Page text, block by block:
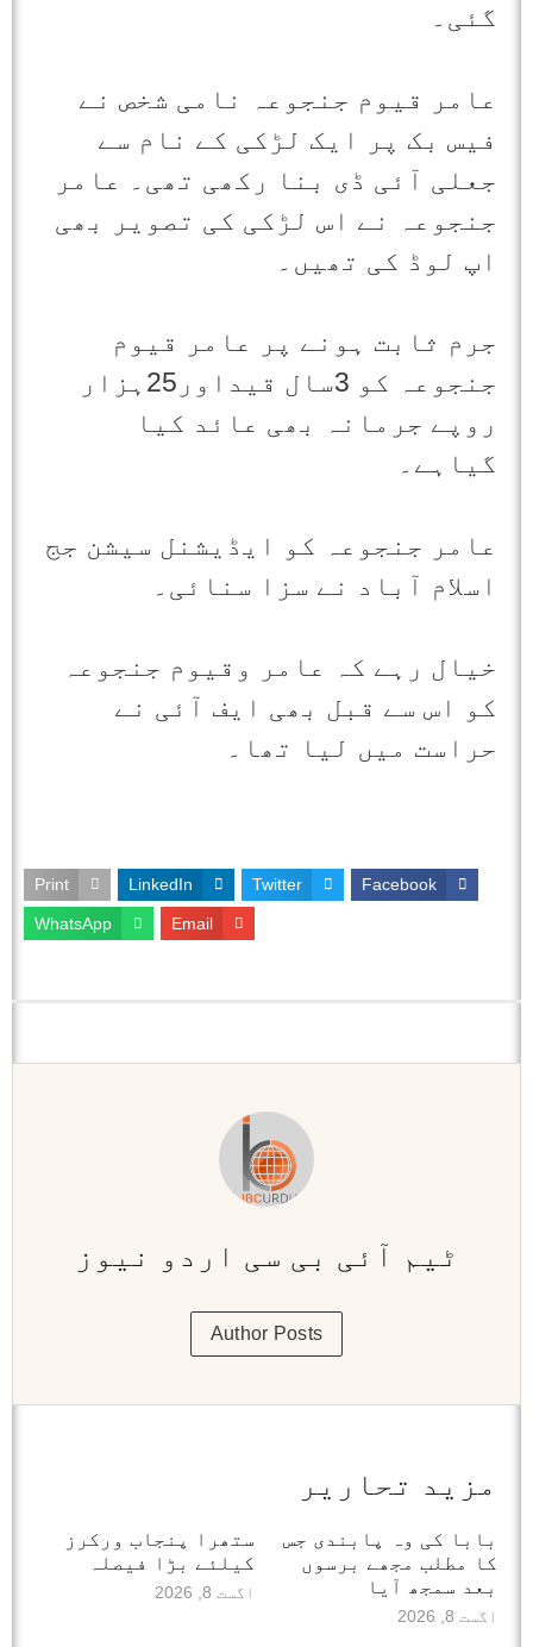
گئی۔
عامر قیوم جنجوعہ نامی شخص نے
فیس بک پر ایک لڑکی کے نام سے
جعلی آئی ڈی بنا رکھی تھی۔ عامر
جنجوعہ نے اس لڑکی کی تصویر بھی
اپ لوڈ کی تھیں۔
جرم ثابت ہونے پر عامر قیوم
جنجوعہ کو 3سال قیداور25ہزار
روپے جرمانہ بھی عائد کیا
گیاہے۔
عامر جنجوعہ کو ایڈیشنل سیشن جج
اسلام آباد نے سزا سنائی۔
خیال رہے کہ عامر وقیوم جنجوعہ
کو اس سے قبل بھی ایف آئی نے
حراست میں لیا تھا۔
Facebook
Twitter
LinkedIn
Print
Email
WhatsApp
ٹیم آئی بی سی اردو نیوز
Author Posts
مزید تحاریر
بابا کی وہ پابندی جس
کا مطلب مجھے برسوں
بعد سمجھ آیا
اگست 8, 2026
ستھرا پنجاب ورکرز
کیلئے بڑا فیصلہ
اگست 8, 2026